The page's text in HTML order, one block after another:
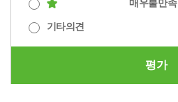
매우불만족
기타의견
평가